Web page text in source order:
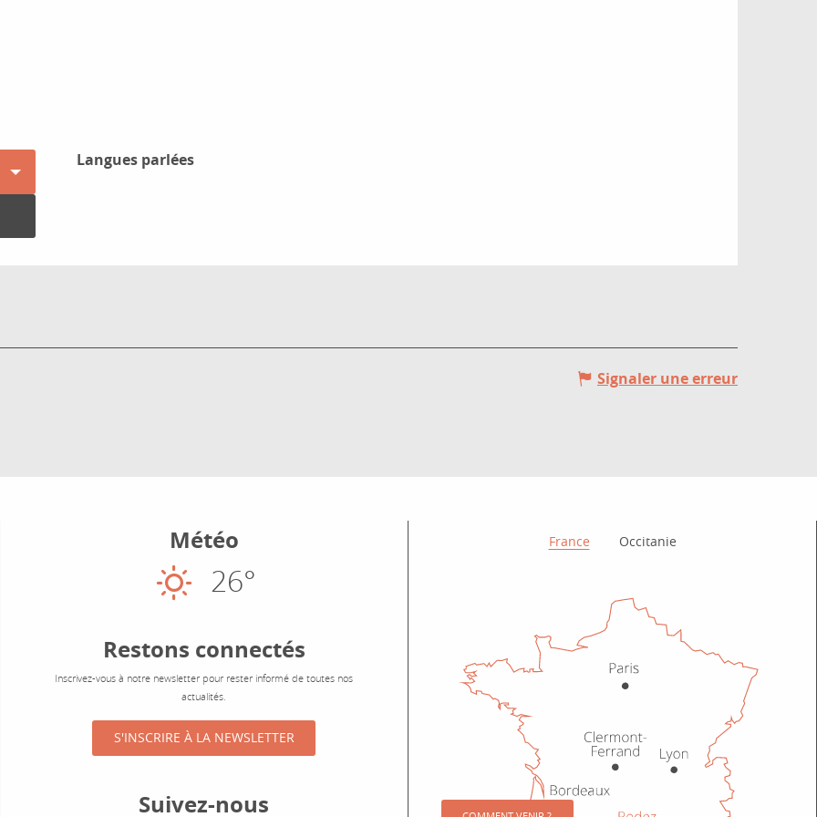
Langues parlées
Langues parlées
Signaler une erreur
Météo
Ensoleillé
26°
Restons connectés
Inscrivez-vous à notre newsletter pour rester informé de toutes nos
actualités.
S'INSCRIRE À LA NEWSLETTER
Suivez-nous
Comment venir ?
France Occitanie